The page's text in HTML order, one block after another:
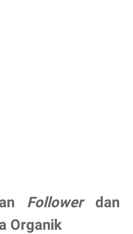
Follower dan
Organik